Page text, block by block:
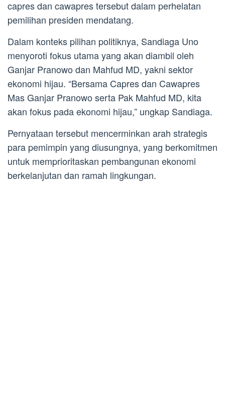
capres dan cawapres tersebut dalam perhelatan
pemilihan presiden mendatang.
Dalam konteks pilihan politiknya, Sandiaga Uno
menyoroti fokus utama yang akan diambil oleh
Ganjar Pranowo dan Mahfud MD, yakni sektor
ekonomi hijau. “Bersama Capres dan Cawapres
Mas Ganjar Pranowo serta Pak Mahfud MD, kita
akan fokus pada ekonomi hijau,” ungkap Sandiaga.
Pernyataan tersebut mencerminkan arah strategis
para pemimpin yang diusungnya, yang berkomitmen
untuk memprioritaskan pembangunan ekonomi
berkelanjutan dan ramah lingkungan.